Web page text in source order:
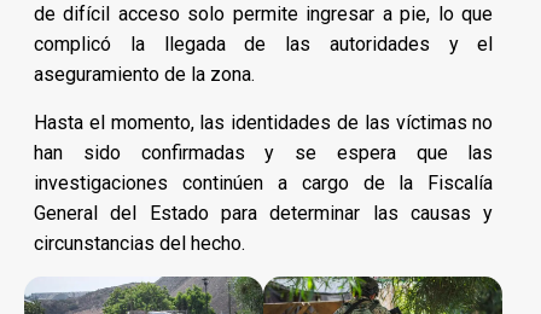
de difícil acceso solo permite ingresar a pie, lo que
complicó la llegada de las autoridades y el
aseguramiento de la zona.
Hasta el momento, las identidades de las víctimas no
han sido confirmadas y se espera que las
investigaciones continúen a cargo de la Fiscalía
General del Estado para determinar las causas y
circunstancias del hecho.